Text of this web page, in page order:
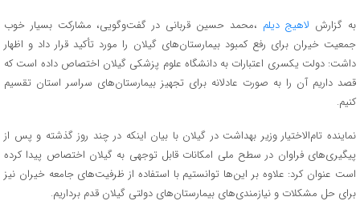
به گزارش لاهیج دیلم ،محمد حسین قربانی در گفت‌وگویی، مشارکت بسیار خوب
جمعیت خیران برای رفع کمبود بیمارستان‌های گیلان را مورد تأکید قرار داد و اظهار
داشت: دولت یکسری اعتبارات به دانشگاه علوم پزشکی گیلان اختصاص داده است که
قصد داریم آن را به صورت عادلانه برای تجهیز بیمارستان‌های سراسر استان تقسیم
کنیم.
نماینده تام‌الاختیار وزیر بهداشت در گیلان با بیان اینکه در چند روز گذشته و پس از
پیگیری‌های فراوان در سطح ملی امکانات قابل توجهی به گیلان اختصاص پیدا کرده
است عنوان کرد: علاوه بر این‌ها توانستیم با استفاده از ظرفیت‌های جامعه خیران نیز
برای حل مشکلات و نیازمندی‌های بیمارستان‌های دولتی گیلان قدم برداریم.